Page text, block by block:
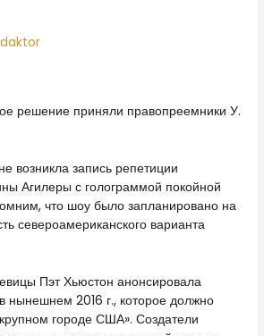
решение приняли правопреемники У.
возникла запись репетиции
Агилеры с голограммой покойной
что шоу было запланировано на
североамериканского варианта
Пэт Хьюстон анонсировала
нынешнем 2016 г., которое должно
городе США». Создатели